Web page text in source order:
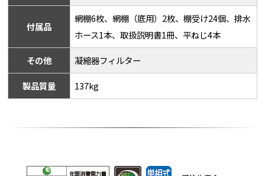
付属品
網棚6枚、網棚（底用）2枚、棚受け24個、排水
ホース1本、取扱説明書1冊、平ねじ4本
その他 凝縮器フィルター
製品質量 137kg